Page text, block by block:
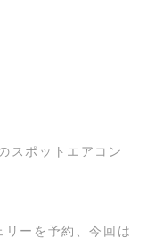
スポットエアコン
ーを予約、今回は